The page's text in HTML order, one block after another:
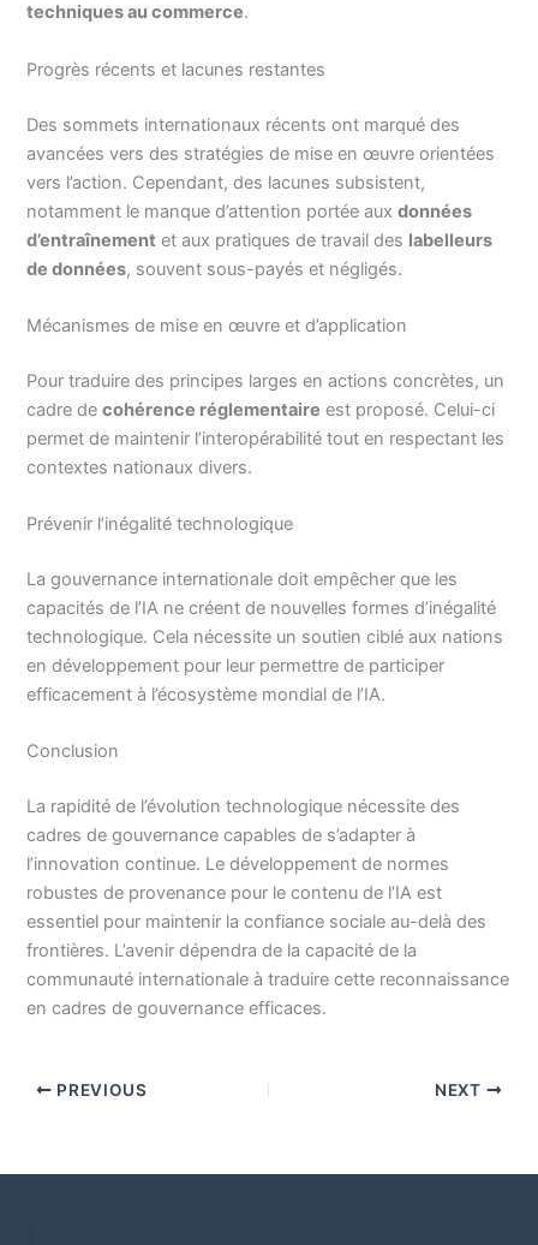
techniques au commerce.
Progrès récents et lacunes restantes
Des sommets internationaux récents ont marqué des
avancées vers des stratégies de mise en œuvre orientées
vers l’action. Cependant, des lacunes subsistent,
notamment le manque d’attention portée auxdonnées
d’entraînement et aux pratiques de travail des labelleurs
de données, souvent sous-payés et négligés.
Mécanismes de mise en œuvre et d’application
Pour traduire des principes larges en actions concrètes, un
cadre decohérence réglementaire est proposé. Celui-ci
permet de maintenir l’interopérabilité tout en respectant les
contextes nationaux divers.
Prévenir l’inégalité technologique
La gouvernance internationale doit empêcher que les
capacités de l’IA ne créent de nouvelles formes d’inégalité
technologique. Cela nécessite un soutien ciblé aux nations
en développement pour leur permettre de participer
efficacement à l’écosystème mondial de l’IA.
Conclusion
La rapidité de l’évolution technologique nécessite des
cadres de gouvernance capables de s’adapter à
l’innovation continue. Le développement de normes
robustes de provenance pour le contenu de l’IA est
essentiel pour maintenir la confiance sociale au-delà des
frontières. L’avenir dépendra de la capacité de la
communauté internationale à traduire cette reconnaissance
en cadres de gouvernance efficaces.
PREVIOUS NEXT